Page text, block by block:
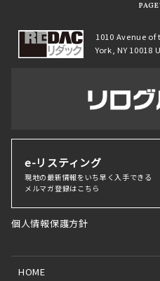
1010 Avenue
York, NY 10018
e-リスティング
現地の最新情報をいち早く⼊⼿できる
メルマガ登録はこちら
個人情報保護方針
HOME